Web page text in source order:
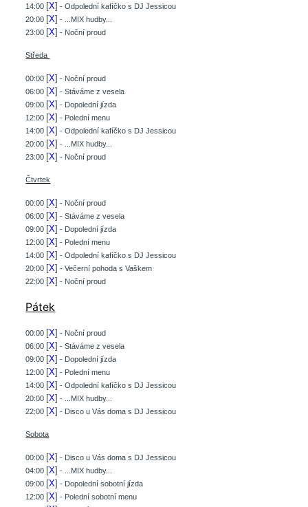
14:00 [X] - Odpolední kafíčko s DJ Jessicou
20:00 [X] - ...MIX hudby...
23:00 [X] - Noční proud
Středa
00:00 [X] - Noční proud
06:00 [X] - Stáváme z vesela
09:00 [X] - Dopolední jízda
12:00 [X] - Polední menu
14:00 [X] - Odpolední kafíčko s DJ Jessicou
20:00 [X] - ...MIX hudby...
23:00 [X] - Noční proud
Čtvrtek
00:00 [X] - Noční proud
06:00 [X] - Stáváme z vesela
09:00 [X] - Dopolední jízda
12:00 [X] - Polední menu
14:00 [X] - Odpolední kafíčko s DJ Jessicou
20:00 [X] - Večerní pohoda s Vaškem
22:00 [X] - Noční proud
Pátek
00:00 [X] - Noční proud
06:00 [X] - Stáváme z vesela
09:00 [X] - Dopolední jízda
12:00 [X] - Polední menu
14:00 [X] - Odpolední kafíčko s DJ Jessicou
20:00 [X] - ...MIX hudby...
22:00 [X] - Disco u Vás doma s DJ Jessicou
Sobota
00:00 [X] - Disco u Vás doma s DJ Jessicou
04:00 [X] - ...MIX hudby...
09:00 [X] - Dopolední sobotní jízda
12:00 [X] - Polední sobotní menu